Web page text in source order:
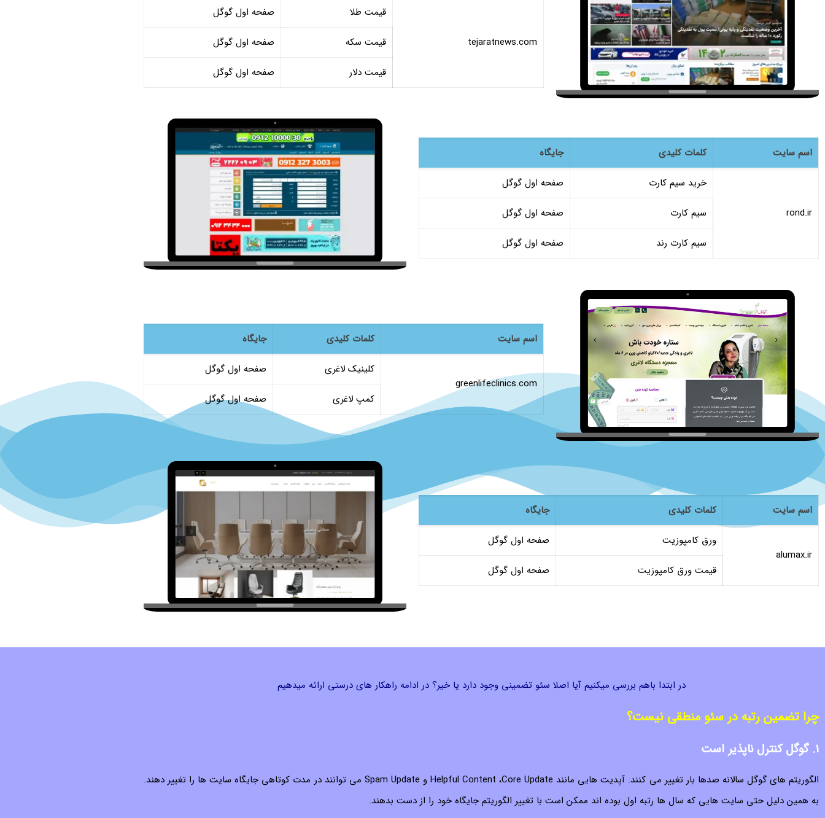
tejaratnews.com
قیمت طلا صفحه اول گوگل
قیمت سکه صفحه اول گوگل
قیمت دلار صفحه اول گوگل
اسم سایت کلمات کلیدی جایگاه
rond.ir
خرید سیم کارت صفحه اول گوگل
سیم کارت صفحه اول گوگل
سیم کارت رند صفحه اول گوگل
اسم سایت کلمات کلیدی جایگاه
greenlifeclinics.com
کلینیک لاغری صفحه اول گوگل
کمپ لاغری صفحه اول گوگل
اسم سایت کلمات کلیدی جایگاه
alumax.ir
ورق کامپوزیت صفحه اول گوگل
قیمت ورق کامپوزیت صفحه اول گوگل
در ابتدا باهم بررسی میکنیم آیا اصلا سئو تضمینی وجود دارد یا خیر؟ در ادامه راهکار های درستی ارائه میدهیم
چرا تضمین رتبه در سئو منطقی نیست؟
1. گوگل کنترل ناپذیر است
الگوریتم های گوگل سالانه صدها بار تغییر می کنند. آپدیت هایی مانند Helpful Content ،Core Update و Spam Update می توانند در مدت کوتاهی جایگاه سایت ها را تغییر دهند.
به همین دلیل حتی سایت هایی که سال ها رتبه اول بوده اند ممکن است با تغییر الگوریتم جایگاه خود را از دست بدهند.